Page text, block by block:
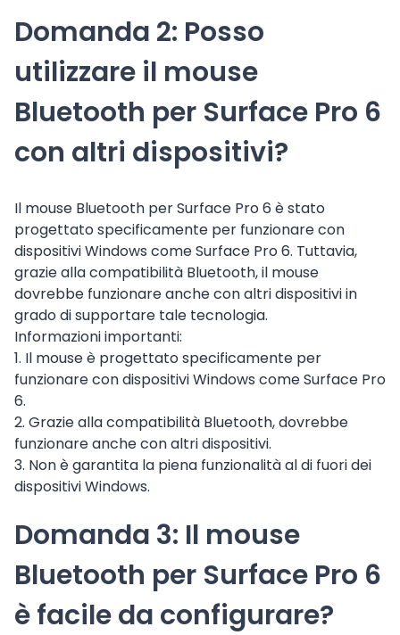
Domanda 2: Posso
utilizzare il mouse
Bluetooth per Surface Pro 6
con altri dispositivi?
Il mouse Bluetooth per Surface Pro 6 è stato
progettato specificamente per funzionare con
dispositivi Windows come Surface Pro 6. Tuttavia,
grazie alla compatibilità Bluetooth, il mouse
dovrebbe funzionare anche con altri dispositivi in
grado di supportare tale tecnologia.
Informazioni importanti:
1. Il mouse è progettato specificamente per
funzionare con dispositivi Windows come Surface Pro
6.
2. Grazie alla compatibilità Bluetooth, dovrebbe
funzionare anche con altri dispositivi.
3. Non è garantita la piena funzionalità al di fuori dei
dispositivi Windows.
Domanda 3: Il mouse
Bluetooth per Surface Pro 6
è facile da configurare?